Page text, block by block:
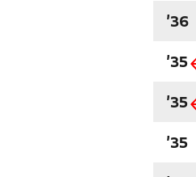
'36
'35
'35
'35